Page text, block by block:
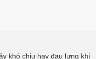
khó chịu hay đau lưng khi